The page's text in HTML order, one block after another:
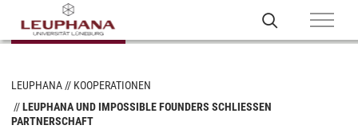
LEUPHANA
KOOPERATIONEN
LEUPHANA UND IMPOSSIBLE FOUNDERS SCHLIESSEN P
ARTNERSCHAFT